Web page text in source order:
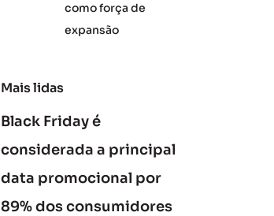
como força de
expansão
Mais lidas
Black Friday é
considerada a principal
data promocional por
89% dos consumidores